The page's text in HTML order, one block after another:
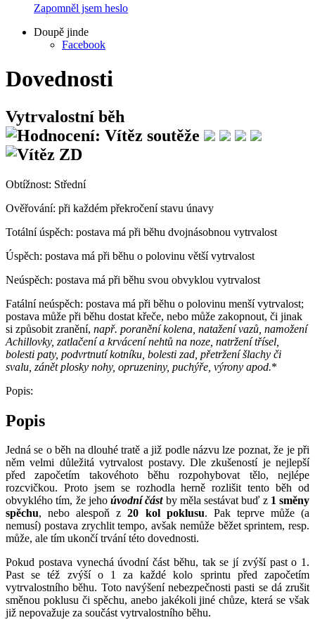
Zapomněl jsem heslo
Doupě jinde
Facebook
Dovednosti
Vytrvalostní běh
Obtížnost: Střední
Ověřování: při každém překročení stavu únavy
Totální úspěch: postava má při běhu dvojnásobnou vytrvalost
Úspěch: postava má při běhu o polovinu větší vytrvalost
Neúspěch: postava má při běhu svou obvyklou vytrvalost
Fatální neúspěch: postava má při běhu o polovinu menší vytrvalost;
postava může při běhu dostat křeče, nebo může zakopnout, či jinak
si způsobit zranění, např. poranění kolena, natažení vazů, namožení
Achillovky, zatlačení a krvácení nehtů na noze, natržení třísel,
bolesti paty, podvrtnutí kotníku, bolesti zad, přetržení šlachy či
svalu, zánět plosky nohy, opruzeniny, puchýře, výrony apod.*
Popis:
Popis
Jedná se o běh na dlouhé tratě a již podle názvu lze poznat, že je při
něm velmi důležitá vytrvalost postavy. Dle zkušeností je nejlepší
před započetím takovéhoto běhu rozpohybovat tělo, nejlépe
rozcvičkou. Proto jsem se rozhodla herně rozlišit tento běh od
obvyklého tím, že jeho úvodní částby měla sestávat buď z 1 směny
spěchu, nebo alespoň z20 kol poklusu. Pak teprve může (a
nemusí) postava zrychlit tempo, avšak nemůže běžet sprintem, resp.
může, ale tím ukončí trvání této dovednosti.
Pokud postava vynechá úvodní část běhu, tak se jí zvýší past o 1.
Past se též zvýší o 1 za každé kolo sprintu před započetím
vytrvalostního běhu. Toto navýšení nebezpečnosti pasti se dá zrušit
směnou poklusu či spěchu, anebo jakékoli jiné chůze, která se však
již nepovažuje za součást vytrvalostního běhu.